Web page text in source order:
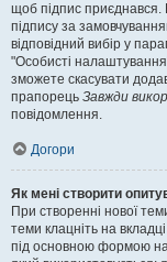
щоб підпис
підпису за
відповідний вибір у
"Особисті
зможете скасувати
прапорець Завжди
повідомлення.
Догори
Як мені створити
При створенні нової
теми клацніть на
під основною формою